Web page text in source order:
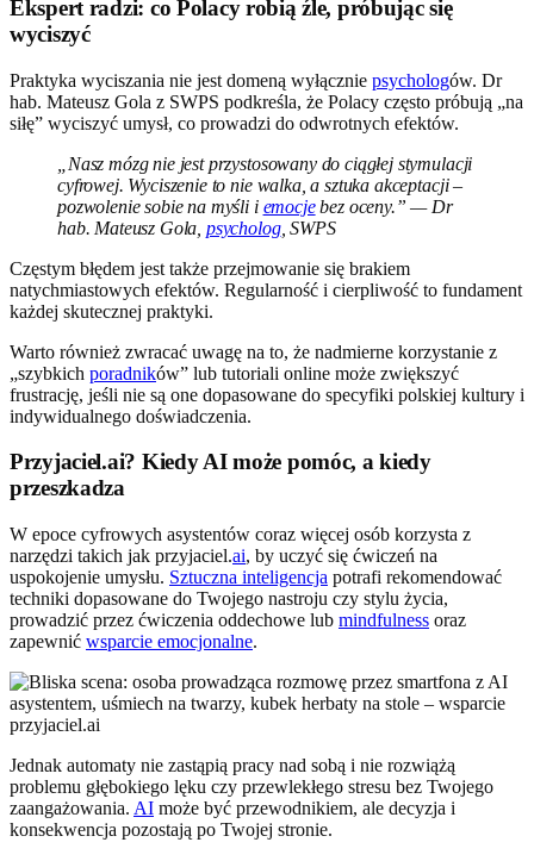
Ekspert radzi: co Polacy robią źle, próbując się
wyciszyć
Praktyka wyciszania nie jest domeną wyłącznie psychologów. Dr
hab. Mateusz Gola z SWPS podkreśla, że Polacy często próbują „na
siłę” wyciszyć umysł, co prowadzi do odwrotnych efektów.
„Nasz mózg nie jest przystosowany do ciągłej stymulacji
cyfrowej. Wyciszenie to nie walka, a sztuka akceptacji –
pozwolenie sobie na myśli i emocjebez oceny.” — Dr
hab. Mateusz Gola, psycholog, SWPS
Częstym błędem jest także przejmowanie się brakiem
natychmiastowych efektów. Regularność i cierpliwość to fundament
każdej skutecznej praktyki.
Warto również zwracać uwagę na to, że nadmierne korzystanie z
„szybkich poradników” lub tutoriali online może zwiększyć
frustrację, jeśli nie są one dopasowane do specyfiki polskiej kultury i
indywidualnego doświadczenia.
Przyjaciel.ai? Kiedy AI może pomóc, a kiedy
przeszkadza
W epoce cyfrowych asystentów coraz więcej osób korzysta z
narzędzi takich jak przyjaciel.ai, by uczyć się ćwiczeń na
uspokojenie umysłu. Sztuczna inteligencja potrafi rekomendować
techniki dopasowane do Twojego nastroju czy stylu życia,
prowadzić przez ćwiczenia oddechowe lub mindfulness oraz
zapewnić wsparcie emocjonalne.
Jednak automaty nie zastąpią pracy nad sobą i nie rozwiążą
problemu głębokiego lęku czy przewlekłego stresu bez Twojego
zaangażowania. AI może być przewodnikiem, ale decyzja i
konsekwencja pozostają po Twojej stronie.